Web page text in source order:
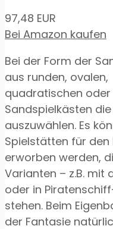
97,48 EUR
Bei Amazon kaufen
Bei der Form der
aus runden,
quadratischen
Sandspielkästen
auszuwählen. Es
Spielstätten für
erworben werden,
Varianten – z.B. mit
oder in
stehen. Beim
der Fantasie